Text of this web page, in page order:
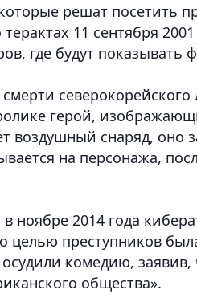
решат посетить
11 сентября 2001
где будут показывать
герой,
воздушный снаряд, оно
на персонажа,
2014 года
целью преступников
комедию, заявив,
общества».